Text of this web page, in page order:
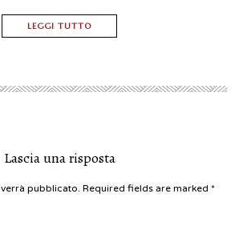
LEGGI TUTTO
Lascia una risposta
pubblicato. Required fields are marked *